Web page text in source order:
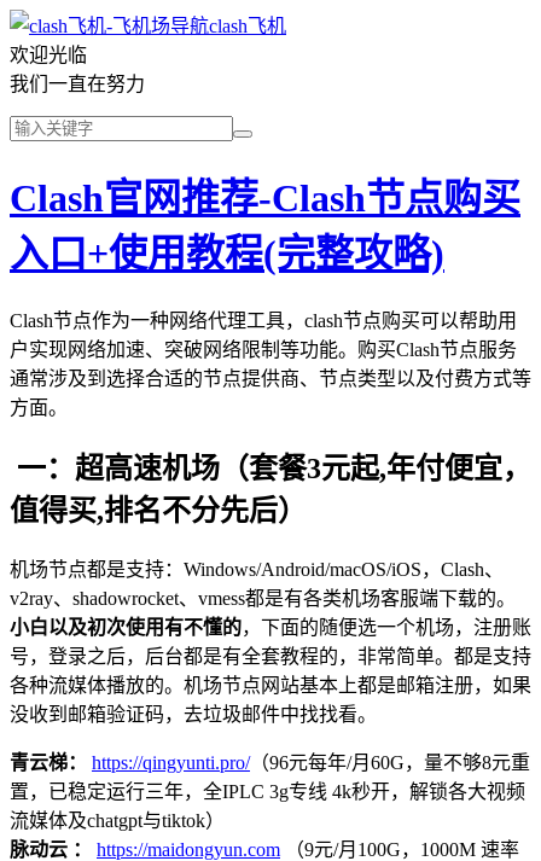
clash飞机
欢迎光临
我们一直在努力
Clash官网推荐-Clash节点购买
入口+使用教程(完整攻略)
Clash节点作为一种网络代理工具，clash节点购买可以帮助用
户实现网络加速、突破网络限制等功能。购买Clash节点服务
通常涉及到选择合适的节点提供商、节点类型以及付费方式等
方面。
一：超高速机场（套餐3元起,年付便宜，
值得买,排名不分先后）
机场节点都是支持：Windows/Android/macOS/iOS，Clash、
v2ray、shadowrocket、vmess都是有各类机场客服端下载的。
小白以及初次使用有不懂的，下面的随便选一个机场，注册账
号，登录之后，后台都是有全套教程的，非常简单。都是支持
各种流媒体播放的。机场节点网站基本上都是邮箱注册，如果
没收到邮箱验证码，去垃圾邮件中找找看。
青云梯： https://qingyunti.pro/（96元每年/月60G，量不够8元重
置，已稳定运行三年，全IPLC 3g专线 4k秒开，解锁各大视频
流媒体及chatgpt与tiktok）
脉动云 ：
https://maidongyun.com （9元/月100G，1000M 速率